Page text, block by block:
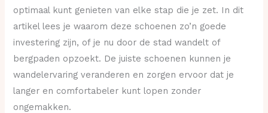
optimaal kunt genieten van elke stap die je zet. In dit
artikel lees je waarom deze schoenen zo’n goede
investering zijn, of je nu door de stad wandelt of
bergpaden opzoekt. De juiste schoenen kunnen je
wandelervaring veranderen en zorgen ervoor dat je
langer en comfortabeler kunt lopen zonder
ongemakken.